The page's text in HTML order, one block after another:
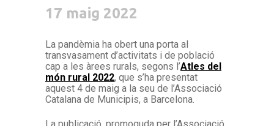
17 maig 2022
La pandèmia ha obert una porta al
transvasament d’activitats i de població
cap a les àrees rurals, segons l’Atles del
món rural 2022, que s’ha presentat
aquest 4 de maig a la seu de l’Associació
Catalana de Municipis, a Barcelona.